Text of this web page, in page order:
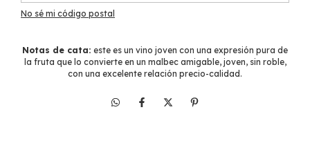
No sé mi código postal
Notas de cata: este es un vino joven con una expresión pura de
la fruta que lo convierte en un malbec amigable, joven, sin roble,
con una excelente relación precio-calidad.